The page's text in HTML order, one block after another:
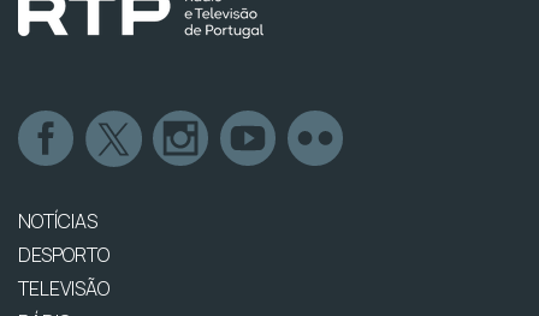
NOTÍCIAS
DESPORTO
TELEVISÃO